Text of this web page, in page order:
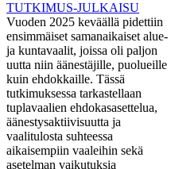
TUTKIMUS-JULKAISU
Vuoden 2025 keväällä pidettiin
ensimmäiset samanaikaiset alue-
ja kuntavaalit, joissa oli paljon
uutta niin äänestäjille, puolueille
kuin ehdokkaille. Tässä
tutkimuksessa tarkastellaan
tuplavaalien ehdokasasettelua,
äänestysaktiivisuutta ja
vaalitulosta suhteessa
aikaisempiin vaaleihin sekä
asetelman vaikutuksia